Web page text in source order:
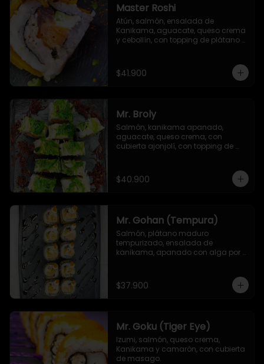
Master Roshi
Atún, salmón, ensalada de
Kanikama, aguacate, queso crema
y cebollín, con topping de plátano
$41.900
Mr. Broly
Salmón, kanikama apanado,
aguacate, queso crema, con
cubierta ajonjolí, con topping de
$40.900
Mr. Gohan (Tempura)
Salmón, plátano maduro
tempurizado, ensalada de
kanikama, apanado con alga por
$37.900
Mr. Goku (Tiger Eye)
Izumi, salmón, queso crema,
Kanikama y camarón, con cubierta
de masago.